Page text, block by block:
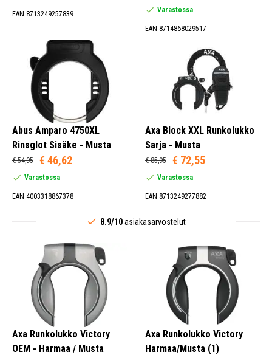
EAN 8713249257839 Varastossa
EAN 8714868029517
Abus Amparo 4750XL
Rinsglot Sisäke - Musta
€ 54,95 € 46,62
Varastossa
EAN 4003318867378
Axa Block XXL Runkolukko
Sarja - Musta
€ 85,95 € 72,55
Varastossa
EAN 8713249277882
8.9/10asiakasarvostelut
Axa Runkolukko Victory
OEM - Harmaa / Musta
Axa Runkolukko Victory
Harmaa/Musta (1)